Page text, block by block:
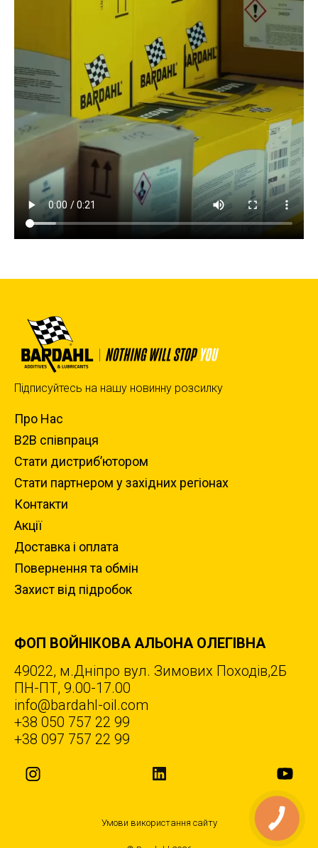
Підписуйтесь на нашу новинну розсилку
Про Нас
B2B співпраця
Стати дистриб’ютором
Стати партнером у західних регіонах
Контакти
Акції
Доставка i оплата
Повернення та обмiн
Захист вiд пiдробок
ФОП ВОЙНІКОВА АЛЬОНА ОЛЕГІВНА
49022, м.Дніпро вул. Зимових Походiв,2Б
ПН-ПТ, 9.00-17.00
info@bardahl-oil.com
+38 050 757 22 99
+38 097 757 22 99
Умови використання сайту